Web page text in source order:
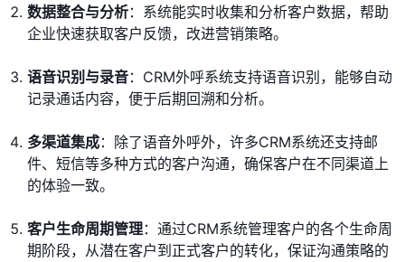
数据整合与分析：系统能实时收集和分析客户数据，帮助
企业快速获取客户反馈，改进营销策略。
语音识别与录音：CRM外呼系统支持语音识别，能够自动
记录通话内容，便于后期回溯和分析。
多渠道集成：除了语音外呼外，许多CRM系统还支持邮
件、短信等多种方式的客户沟通，确保客户在不同渠道上
的体验一致。
客户生命周期管理：通过CRM系统管理客户的各个生命周
期阶段，从潜在客户到正式客户的转化，保证沟通策略的